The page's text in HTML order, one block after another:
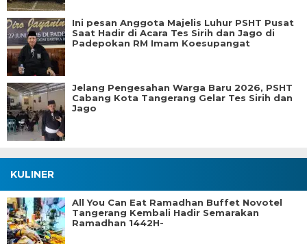
Ini pesan Anggota Majelis Luhur PSHT Pusat
Saat Hadir di Acara Tes Sirih dan Jago di
Padepokan RM Imam Koesupangat
Jelang Pengesahan Warga Baru 2026, PSHT
Cabang Kota Tangerang Gelar Tes Sirih dan
Jago
KULINER
All You Can Eat Ramadhan Buffet Novotel
Tangerang Kembali Hadir Semarakan
Ramadhan 1442H-